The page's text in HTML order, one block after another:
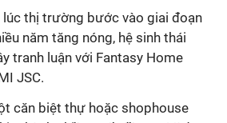
lúc thị trường bước vào giai đoạn
năm tăng nóng, hệ sinh thái
tranh luận với Fantasy Home
JSC.
căn biệt thự hoặc shophouse